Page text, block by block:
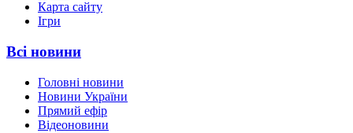
Карта сайту
Ігри
Всі новини
Головні новини
Новини України
Прямий ефір
Відеоновини